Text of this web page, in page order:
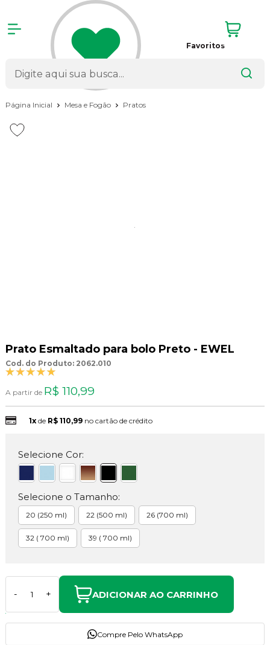
Favoritos
Página Inicial Mesa e Fogão Pratos
Prato Esmaltado para bolo Preto - EWEL
Cod. do Produto: 2062.010
A partir de R$ 110,99
1xde R$ 110,99 no cartão de crédito
Selecione Cor:
Selecione o Tamanho:
20 (250 ml) 22 (500 ml) 26 (700 ml)
32 ( 700 ml) 39 ( 700 ml)
- + ADICIONAR AO CARRINHO
Compre Pelo WhatsApp